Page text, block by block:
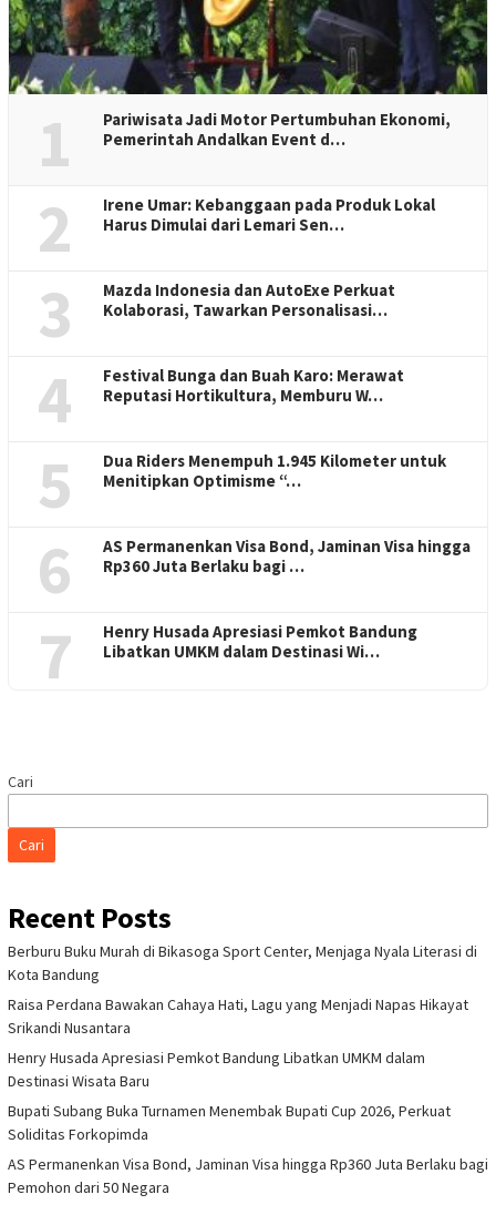
1
Pariwisata Jadi Motor Pertumbuhan Ekonomi,
Pemerintah Andalkan Event d…
2
Irene Umar: Kebanggaan pada Produk Lokal
Harus Dimulai dari Lemari Sen…
3
Mazda Indonesia dan AutoExe Perkuat
Kolaborasi, Tawarkan Personalisasi…
4
Festival Bunga dan Buah Karo: Merawat
Reputasi Hortikultura, Memburu W…
5
Dua Riders Menempuh 1.945 Kilometer untuk
Menitipkan Optimisme “…
6
AS Permanenkan Visa Bond, Jaminan Visa hingga
Rp360 Juta Berlaku bagi …
7
Henry Husada Apresiasi Pemkot Bandung
Libatkan UMKM dalam Destinasi Wi…
Cari
Cari
Recent Posts
Berburu Buku Murah di Bikasoga Sport Center, Menjaga Nyala Literasi di
Kota Bandung
Raisa Perdana Bawakan Cahaya Hati, Lagu yang Menjadi Napas Hikayat
Srikandi Nusantara
Henry Husada Apresiasi Pemkot Bandung Libatkan UMKM dalam
Destinasi Wisata Baru
Bupati Subang Buka Turnamen Menembak Bupati Cup 2026, Perkuat
Soliditas Forkopimda
AS Permanenkan Visa Bond, Jaminan Visa hingga Rp360 Juta Berlaku bagi
Pemohon dari 50 Negara